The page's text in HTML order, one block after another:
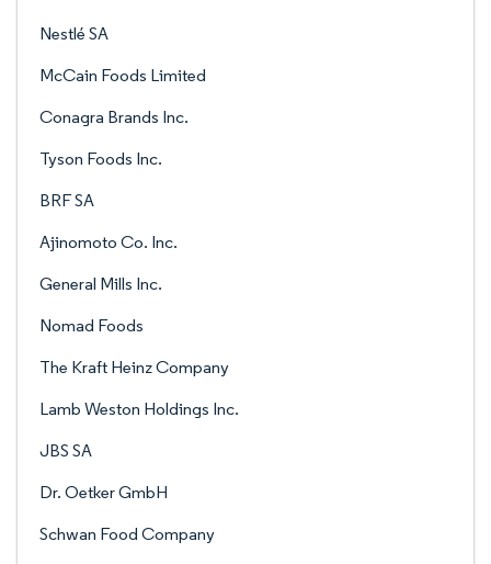
Nestlé SA
McCain Foods Limited
Conagra Brands Inc.
Tyson Foods Inc.
BRF SA
Ajinomoto Co. Inc.
General Mills Inc.
Nomad Foods
The Kraft Heinz Company
Lamb Weston Holdings Inc.
JBS SA
Dr. Oetker GmbH
Schwan Food Company